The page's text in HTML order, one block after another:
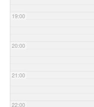
19:00
20:00
21:00
22:00